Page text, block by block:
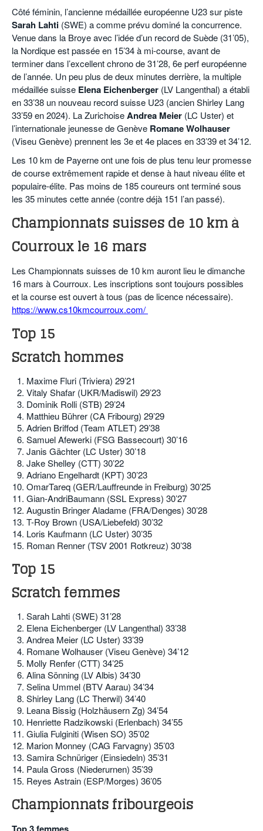
Côté féminin, l’ancienne médaillée européenne U23 sur piste
Sarah Lahti (SWE) a comme prévu dominé la concurrence.
Venue dans la Broye avec l’idée d’un record de Suède (31’05),
la Nordique est passée en 15’34 à mi-course, avant de
terminer dans l’excellent chrono de 31’28, 6e perf européenne
de l’année. Un peu plus de deux minutes derrière, la multiple
médaillée suisse Elena Eichenberger (LV Langenthal) a établi
en 33’38 un nouveau record suisse U23 (ancien Shirley Lang
33’59 en 2024). La ZurichoiseAndrea Meier (LC Uster) et
l’internationale jeunesse de Genève Romane Wolhauser
(Viseu Genève) prennent les 3e et 4e places en 33’39 et 34’12.
Les 10 km de Payerne ont une fois de plus tenu leur promesse
de course extrêmement rapide et dense à haut niveau élite et
populaire-élite. Pas moins de 185 coureurs ont terminé sous
les 35 minutes cette année (contre déjà 151 l’an passé).
Championnats suisses de 10 km à
Courroux le 16 mars
Les Championnats suisses de 10 km auront lieu le dimanche
16 mars à Courroux. Les inscriptions sont toujours possibles
et la course est ouvert à tous (pas de licence nécessaire).
https://www.cs10kmcourroux.com/
Top 15
Scratch hommes
Maxime Fluri (Triviera) 29’21
Vitaly Shafar (UKR/Madiswil) 29’23
Dominik Rolli (STB) 29’24
Matthieu Bührer (CA Fribourg) 29’29
Adrien Briffod (Team ATLET) 29’38
Samuel Afewerki (FSG Bassecourt) 30’16
Janis Gächter (LC Uster) 30’18
Jake Shelley (CTT) 30’22
Adriano Engelhardt (KPT) 30’23
OmarTareq (GER/Lauffreunde in Freiburg) 30’25
Gian-AndriBaumann (SSL Express) 30’27
Augustin Bringer Aladame (FRA/Denges) 30’28
T-Roy Brown (USA/Liebefeld) 30’32
Loris Kaufmann (LC Uster) 30’35
Roman Renner (TSV 2001 Rotkreuz) 30’38
Top 15
Scratch femmes
Sarah Lahti (SWE) 31’28
Elena Eichenberger (LV Langenthal) 33’38
Andrea Meier (LC Uster) 33’39
Romane Wolhauser (Viseu Genève) 34’12
Molly Renfer (CTT) 34’25
Alina Sönning (LV Albis) 34’30
Selina Ummel (BTV Aarau) 34’34
Shirley Lang (LC Therwil) 34’40
Leana Bissig (Holzhäusern Zg) 34’54
Henriette Radzikowski (Erlenbach) 34’55
Giulia Fulginiti (Wisen SO) 35’02
Marion Monney (CAG Farvagny) 35’03
Samira Schnüriger (Einsiedeln) 35’31
Paula Gross (Niederurnen) 35’39
Reyes Astrain (ESP/Morges) 36’05
Championnats fribourgeois